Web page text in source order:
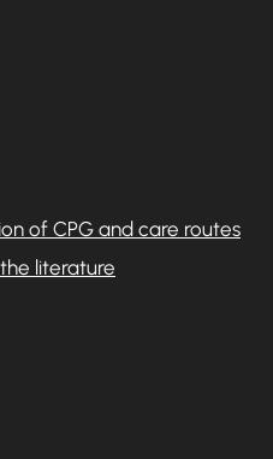
of CPG and care routes
literature